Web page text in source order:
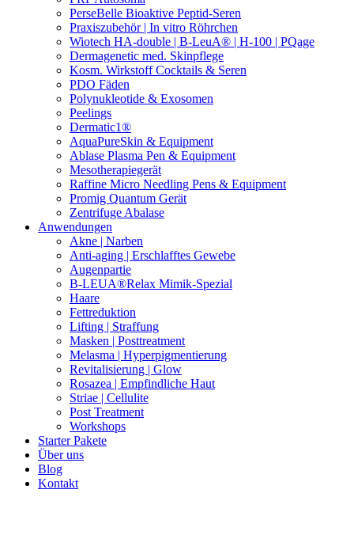
PerseBelle Bioaktive Peptid-Seren
Praxiszubehör | In vitro Röhrchen
Wiotech HA-double | B-LeuA® | H-100 | PQage
Dermagenetic med. Skinpflege
Kosm. Wirkstoff Cocktails & Seren
PDO Fäden
Polynukleotide & Exosomen
Peelings
Dermatic1®
AquaPureSkin & Equipment
Ablase Plasma Pen & Equipment
Mesotherapiegerät
Raffine Micro Needling Pens & Equipment
Promig Quantum Gerät
Zentrifuge Abalase
Anwendungen
Akne | Narben
Anti-aging | Erschlafftes Gewebe
Augenpartie
B-LEUA®Relax Mimik-Spezial
Haare
Fettreduktion
Lifting | Straffung
Masken | Posttreatment
Melasma | Hyperpigmentierung
Revitalisierung | Glow
Rosazea | Empfindliche Haut
Striae | Cellulite
Post Treatment
Workshops
Starter Pakete
Über uns
Blog
Kontakt